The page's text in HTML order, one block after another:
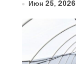
Июн 25, 2026